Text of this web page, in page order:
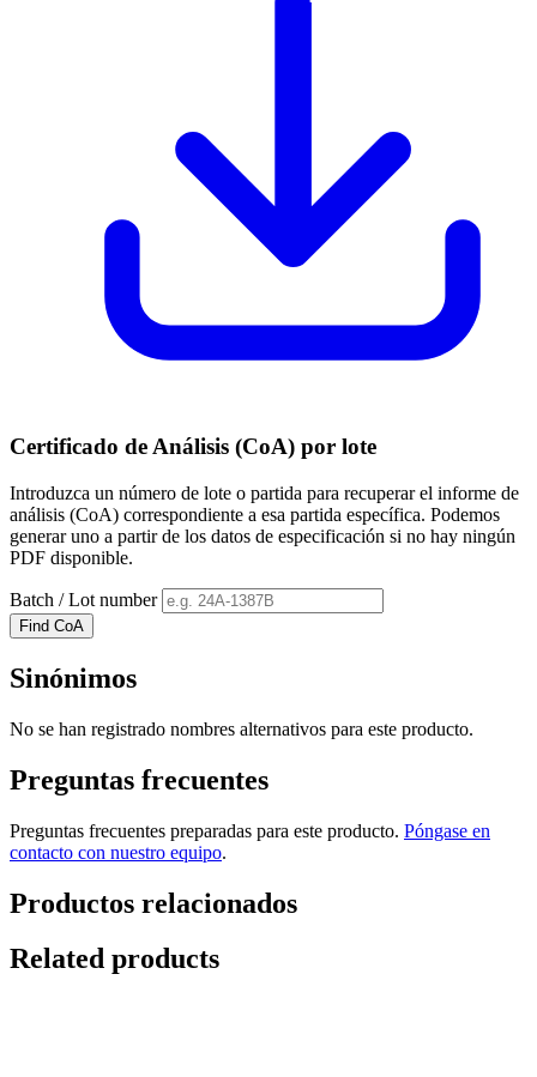
Certificado de Análisis (CoA) por lote
Introduzca un número de lote o partida para recuperar el informe de
análisis (CoA) correspondiente a esa partida específica. Podemos
generar uno a partir de los datos de especificación si no hay ningún
PDF disponible.
Batch / Lot number
Find CoA
Sinónimos
No se han registrado nombres alternativos para este producto.
Preguntas frecuentes
Preguntas frecuentes preparadas para este producto. Póngase en
contacto con nuestro equipo.
Productos relacionados
Related products